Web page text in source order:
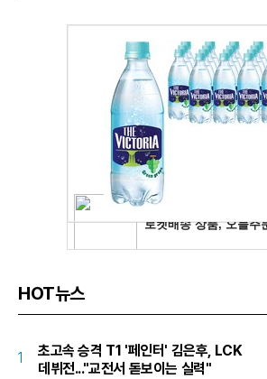
HOT뉴스
1
초고속 승격 T1 '페인터' 김은후, LCK
데뷔전..."교전서 돋보이는 실력"